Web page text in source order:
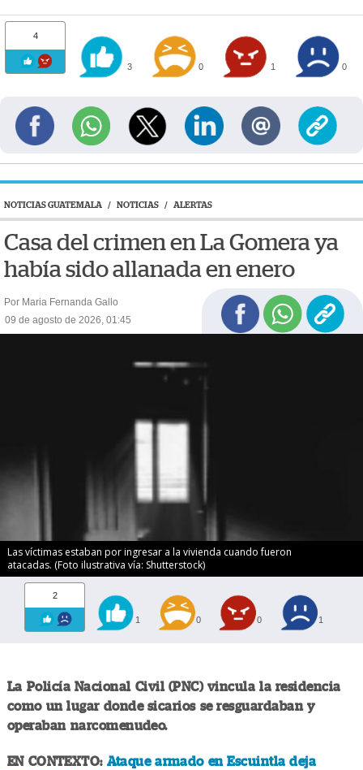
4
3 0 1 0
NOTICIAS GUATEMALA / NOTICIAS / ALERTAS
Casa del crimen en La Gomera ya
había sido allanada en enero
Por Maria Fernanda Gallo
09 de agosto de 2026, 01:45
Las víctimas estaban por ingresar a la vivienda cuando fueron
atacadas. (Foto ilustrativa vía: Shutterstock)
2
1 0 0 1
La Policía Nacional Civil (PNC) vincula la residencia
como un lugar donde sicarios se resguardaban y
operaban narcomenudeo.
EN CONTEXTO: Ataque armado en Escuintla deja